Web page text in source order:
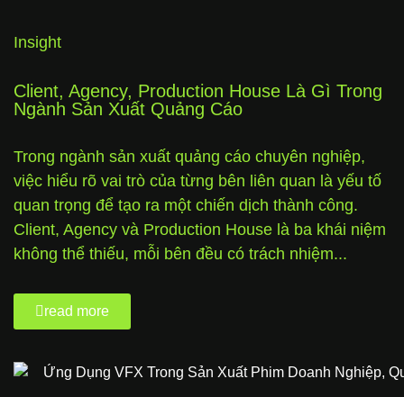
Insight
Client, Agency, Production House Là Gì Trong
Ngành Sản Xuất Quảng Cáo
Trong ngành sản xuất quảng cáo chuyên nghiệp,
việc hiểu rõ vai trò của từng bên liên quan là yếu tố
quan trọng để tạo ra một chiến dịch thành công.
Client, Agency và Production House là ba khái niệm
không thể thiếu, mỗi bên đều có trách nhiệm...
read more